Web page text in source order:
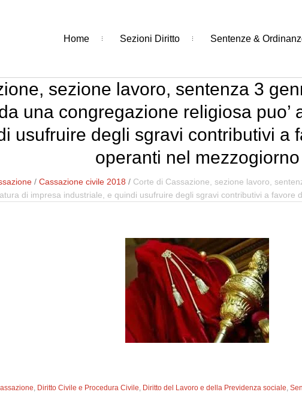
Home Sezioni Diritto Sentenze &
sezione lavoro, sentenza 3
una congregazione religiosa puo’
usufruire degli sgravi contributivi a
operanti nel mezzogiorno
/Cassazione civile 2018 / Corte di Cassazione, sezione lavoro,
di impresa industriale, e quindi usufruire degli sgravi contributivi a
, Diritto Civile e Procedura Civile, Diritto del Lavoro e della Previdenza sociale,